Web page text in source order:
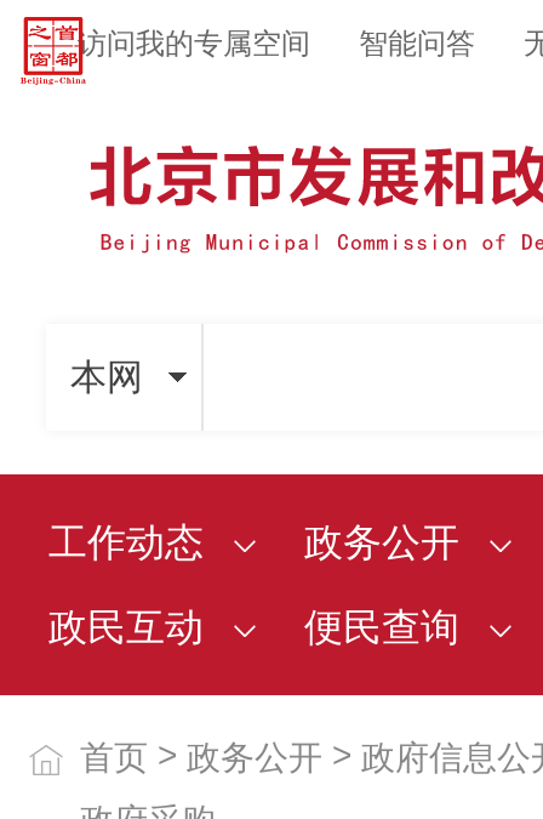
访问我的专属空间 智能问答
本网
工作动态
政务公开
政民互动
便民查询
首页 > 政务公开 > 政府信息公